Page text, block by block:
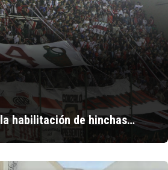
habilitación de hinchas…